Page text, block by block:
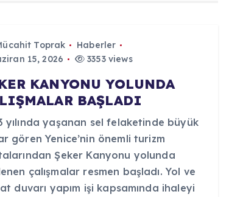
Toprak
Haberler
15, 2026
3353 views
KANYONU YOLUNDA
BAŞLADI
yılında yaşanan sel felaketinde büyük
gören Yenice’nin önemli turizm
Şeker Kanyonu yolunda
çalışmalar resmen başladı. Yol ve
duvarı yapım işi kapsamında ihaleyi